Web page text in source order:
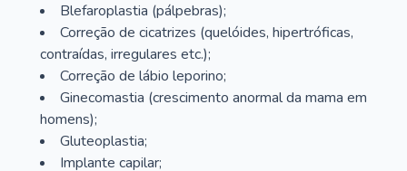
Blefaroplastia (pálpebras);
Correção de cicatrizes (quelóides, hipertróficas,
contraídas, irregulares etc.);
Correção de lábio leporino;
Ginecomastia (crescimento anormal da mama em
homens);
Gluteoplastia;
Implante capilar;